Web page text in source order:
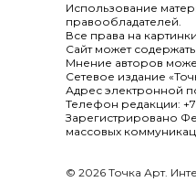
Использование
правообладателей.
Все права на
Сайт может
Мнение авторов
Сетевое издание
Адрес электронной
Телефон редакции: +7
Зарегистрировано
массовых
© 2026 Точка Арт.